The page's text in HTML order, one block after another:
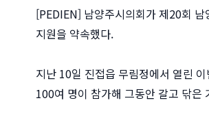
[PEDIEN] 남양주시의회가 제20회
지원을 약속했다.
지난 10일 진접읍 무림정에서 열린
100여 명이 참가해 그동안 갈고 닦은